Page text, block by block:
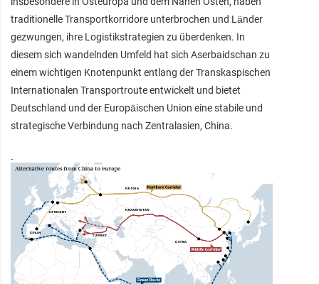
traditionelle Transportkorridore unterbrochen und Länder
gezwungen, ihre Logistikstrategien zu überdenken. In
diesem sich wandelnden Umfeld hat sich Aserbaidschan zu
einem wichtigen Knotenpunkt entlang der Transkaspischen
Internationalen Transportroute entwickelt und bietet
Deutschland und der Europäischen Union eine stabile und
strategische Verbindung nach Zentralasien, China.